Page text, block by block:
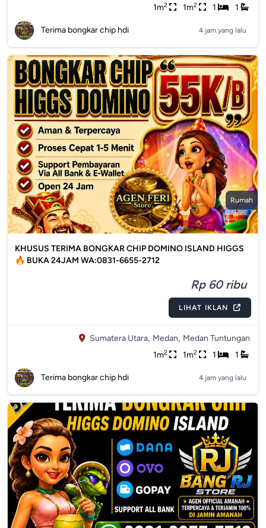
1m2 1m2 1 1
Terima bongkar chip hdi 4 jam yang lalu
Rumah
KHUSUS TERIMA BONGKAR CHIP DOMINO ISLAND HIGGS
🔥 BUKA 24JAM WA:0831-6655-2712
Rp 60 ribu
LIHAT IKLAN
Sumatera Utara, Medan, Medan Tuntungan
1m2 1m2 1 1
Terima bongkar chip hdi 4 jam yang lalu